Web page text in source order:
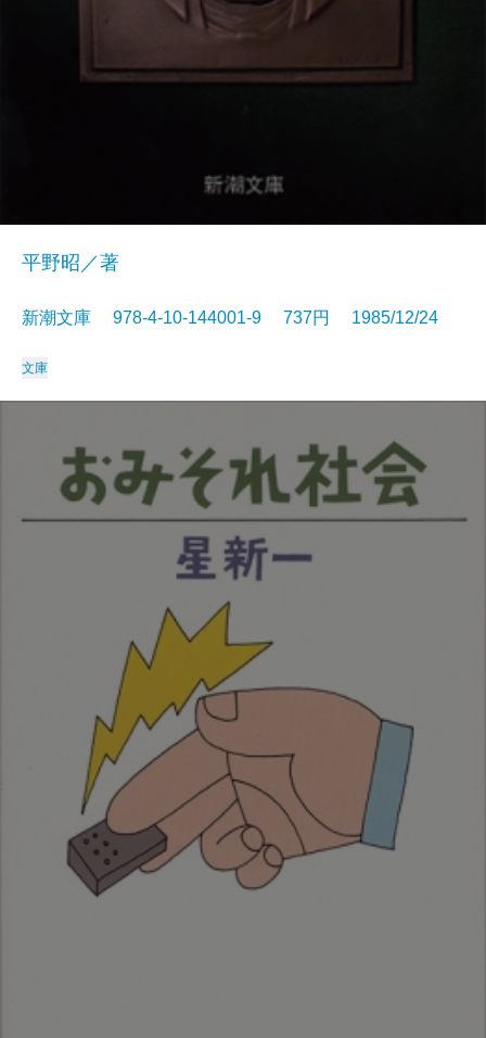
平野昭／著
新潮文庫 978-4-10-144001-9 737円 1985/12/24
文庫